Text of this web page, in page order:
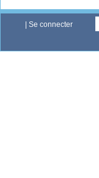
Se connecter